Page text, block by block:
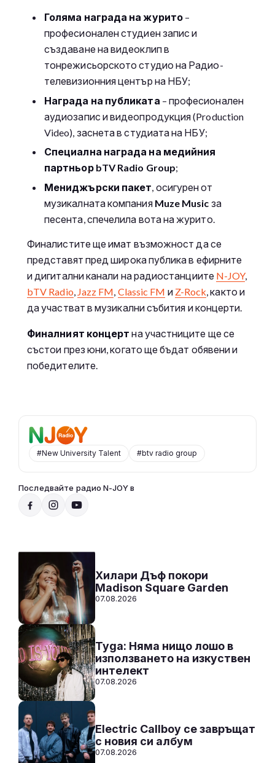
Голяма награда на журито–
професионален студиен запис и
създаване на видеоклип в
тонрежисьорското студио на Радио-
телевизионния център на НБУ;
Награда на публиката – професионален
аудиозапис и видеопродукция (Production
Video), заснета в студиата на НБУ;
Специална награда на медийния
партньор bTV Radio Group;
Мениджърски пакет , осигурен от
музикалната компания Muze Music за
песента, спечелила вота на журито.
Финалистите ще имат възможност да се
представят пред широка публика в ефирните
и дигитални канали на радиостанциите N-JOY,
bTV Radio, Jazz FM, Classic FM и Z-Rock, както и
да участват в музикални събития и концерти.
Финалният концерт на участниците ще се
състои през юни, когато ще бъдат обявени и
победителите.
#New University Talent #btv radio group
Последвайте радио N-JOY в
СЛУШАЙ
20:00 - 07:00
Хилари Дъф покори
Madison Square Garden
07.08.2026
Tyga: Няма нищо лошо в
използването на изкуствен
интелект
07.08.2026
Electric Callboy се завръщат
с новия си албум
07.08.2026